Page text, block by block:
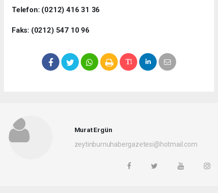
Telefon: (0212) 416 31 36
Faks: (0212) 547 10 96
Murat Ergün
zeytinburnuhabergazetesi@hotmail.com